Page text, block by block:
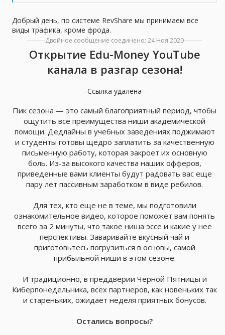
Добрый день, по системе RevShare мы принимаем все
виды трафика, кроме фрода.
---------Двойное сообщение соединено: 24 Ноя 2020---------
Открытие Edu-Money YouTube
канала в разгар сезона!
--Ссылка удалена--
Пик сезона — это самый благоприятный период, чтобы
ощутить все преимущества ниши академической
помощи. Дедлайны в учебных заведениях поджимают
и студенты готовы щедро заплатить за качественную
письменную работу, которая закроет их основную
боль. Из-за высокого качества наших офферов,
приведенные вами клиенты будут радовать вас еще
пару лет пассивным заработком в виде ребилов.
Для тех, кто еще не в теме, мы подготовили
ознакомительное видео, которое поможет вам понять
всего за 2 минуты, что такое ниша эссе и какие у нее
перспективы. Заваривайте вкусный чай и
приготовьтесь погрузиться в основы, самой
прибыльной ниши в этом сезоне.
И традиционно, в преддверии Черной Пятницы и
Киберпонедельника, всех партнеров, как новеньких так
и стареньких, ожидает неделя приятных бонусов.
Остались вопросы?